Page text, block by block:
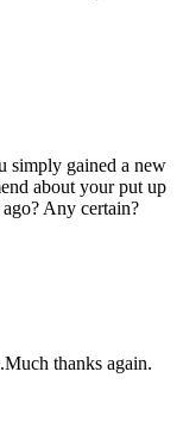
simply gained a new
about your put up
Any certain?
thanks again.